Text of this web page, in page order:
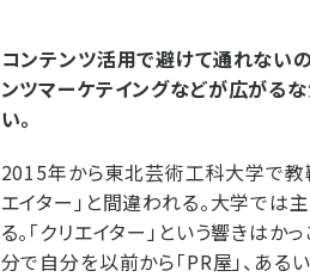
コンテンツ活用で避けて通れないの
ンツマーケテイングなどが広がる
い。
2015年から東北芸術工科大学で教
エイター」と間違われる。大学では
る。「クリエイター」という響きは
分で自分を以前から「PR屋」、ある